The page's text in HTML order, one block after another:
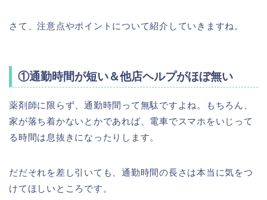
さて、注意点やポイントについて紹介していきますね。
①通勤時間が短い＆他店ヘルプがほぼ無い
薬剤師に限らず、通勤時間って無駄ですよね。もちろん、
家が落ち着かないとかであれば、電車でスマホをいじって
る時間は息抜きになったりします。
だだそれを差し引いても、通勤時間の長さは本当に気をつ
けてほしいところです。